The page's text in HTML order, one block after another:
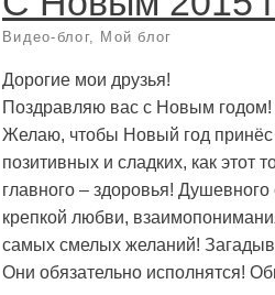
Видео-блог, Мой блог
Дорогие мои друзья!
Поздравляю вас с Новым годом!
Желаю, чтобы Новый год
позитивных и сладких, как этот
главного – здоровья!
крепкой любви,
самых смелых желаний!
Они обязательно исполнятся!